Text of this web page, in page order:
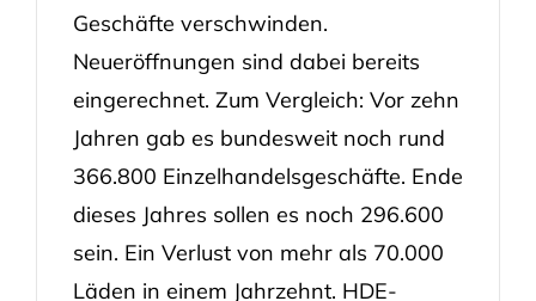
Geschäfte verschwinden.
Neueröffnungen sind dabei bereits
eingerechnet. Zum Vergleich: Vor zehn
Jahren gab es bundesweit noch rund
366.800 Einzelhandelsgeschäfte. Ende
dieses Jahres sollen es noch 296.600
sein. Ein Verlust von mehr als 70.000
Läden in einem Jahrzehnt. HDE-